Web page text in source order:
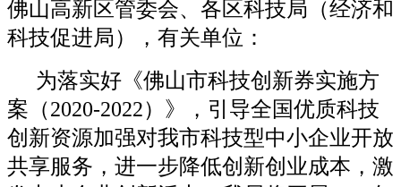
佛山高新区管委会、各区科技局（经济和
科技促进局），有关单位：
为落实好《佛山市科技创新券实施方
案（2020-2022）》，引导全国优质科技
创新资源加强对我市科技型中小企业开放
共享服务，进一步降低创新创业成本，激